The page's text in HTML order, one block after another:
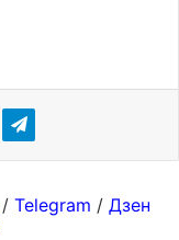
/ Telegram / Дзен